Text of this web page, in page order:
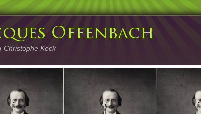
Christophe Keck